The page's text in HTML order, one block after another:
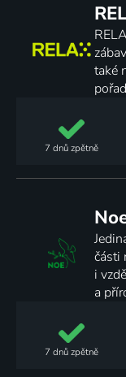
také
7 dnůzpětně
části
i
a
7 dnůzpětně